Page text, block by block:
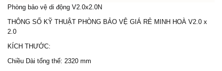
Phòng bảo vệ di động V2.0x2.0N
THÔNG SỐ KỸ THUẬT PHÒNG BẢO VỆ GIÁ RẺ MINH HOÀ V2.0 x
2.0
KÍCH THƯỚC:
Chiều Dài tổng thể: 2320 mm